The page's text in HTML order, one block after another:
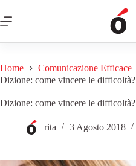
Home
Comunicazione Efficace
Dizione: come vincere le difficoltà?
Dizione: come vincere le difficoltà?
rita 3 Agosto 2018